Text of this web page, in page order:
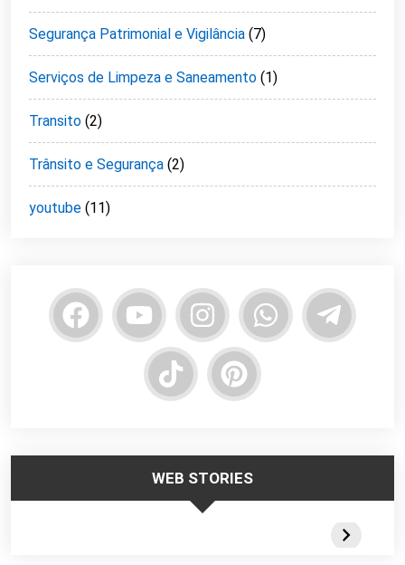
Segurança Patrimonial e Vigilância (7)
Serviços de Limpeza e Saneamento (1)
Transito (2)
Trânsito e Segurança (2)
youtube (11)
WEB STORIES
Trabalhar no
Responsabilidade
Portateis